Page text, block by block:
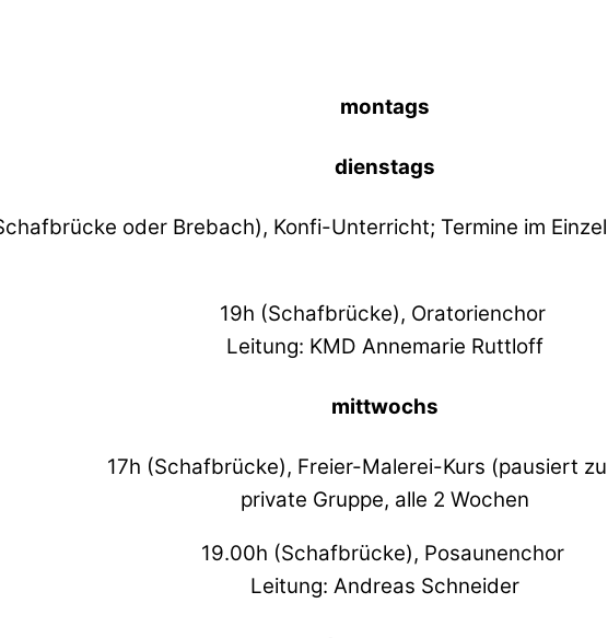
montags
dienstags
oder Brebach), Konfi-Unterricht; Termine im
19h (Schafbrücke), Oratorienchor
Leitung: KMD Annemarie Ruttloff
mittwochs
17h (Schafbrücke), Freier-Malerei-Kurs (pausiert
private Gruppe, alle 2 Wochen
19.00h (Schafbrücke), Posaunenchor
Leitung: Andreas Schneider